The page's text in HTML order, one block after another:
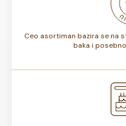
Ceo asortiman bazira se na
baka i